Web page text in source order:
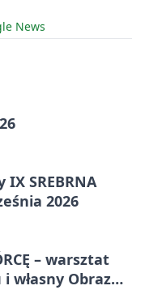
News
SREBRNA
2026
– warsztat
własny Obraz